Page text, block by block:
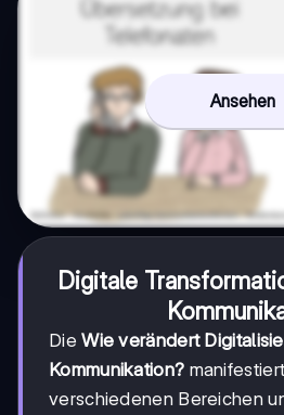
Ansehen
Digitale
DieWie verändert
Kommunikation?
verschiedenen Bereichen